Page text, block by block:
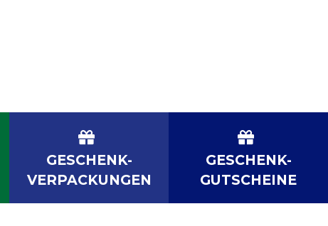
GESCHENK-
VERPACKUNGEN
GESCHENK-
GUTSCHEINE